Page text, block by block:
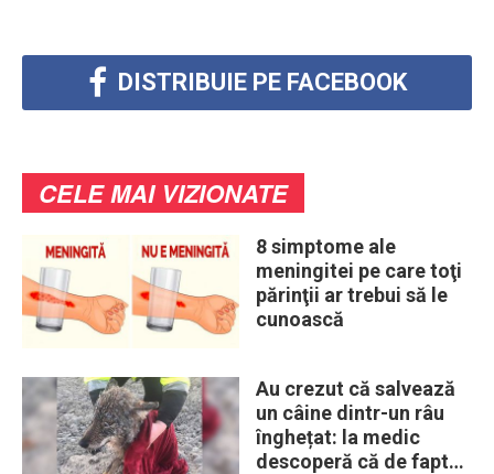
DISTRIBUIE PE FACEBOOK
CELE MAI VIZIONATE
8 simptome ale
meningitei pe care toţi
părinţii ar trebui să le
cunoască
Au crezut că salvează
un câine dintr-un râu
înghețat: la medic
descoperă că de fapt